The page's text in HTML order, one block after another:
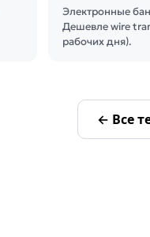
Электронные
Дешевле wire
рабочих дня).
← Все